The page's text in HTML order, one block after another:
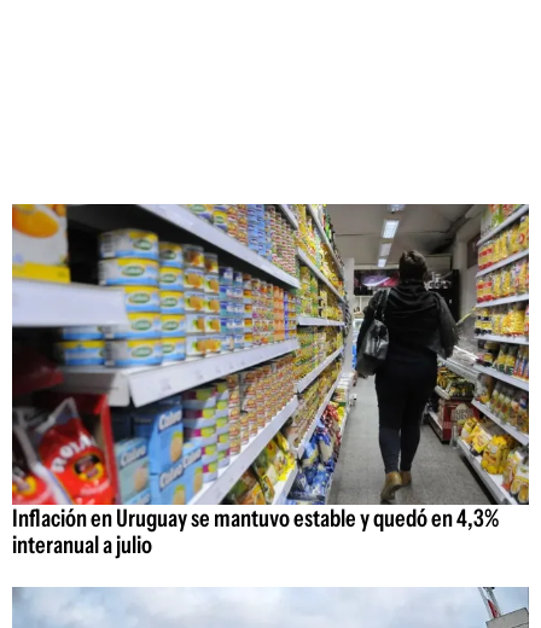
Inflación en Uruguay se mantuvo estable y quedó en 4,3%
interanual a julio